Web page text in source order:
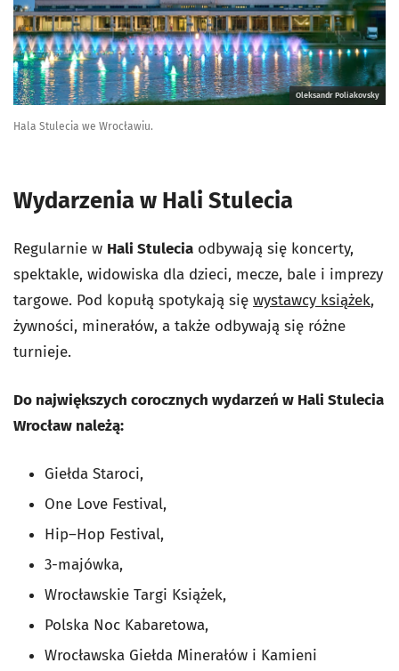
Oleksandr Poliakovsky
Hala Stulecia we Wrocławiu.
Wydarzenia w Hali Stulecia
Regularnie w Hali Stulecia odbywają się koncerty,
spektakle, widowiska dla dzieci, mecze, bale i imprezy
targowe. Pod kopułą spotykają się wystawcy książek,
żywności, minerałów, a także odbywają się różne
turnieje.
Do największych corocznych wydarzeń w Hali Stulecia
Wrocław należą:
Giełda Staroci,
One Love Festival,
Hip–Hop Festival,
3-majówka,
Wrocławskie Targi Książek,
Polska Noc Kabaretowa,
Wrocławska Giełda Minerałów i Kamieni